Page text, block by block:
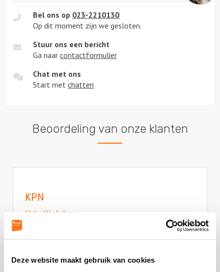
Deze website maakt gebruik van cookies
Bel ons op 023-2210130
Op dit moment zijn we gesloten.
Stuur ons een bericht
Ga naar contactformulier
Chat met ons
Start met chatten
Beoordeling van onze klanten
KPN
Haka Workshop
Het ging super en was heel erg leuk. Ja, gewoon
dikke punten voor Robert en Frank!
review